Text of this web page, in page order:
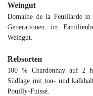
Weingut
Domaine de la Feuillarde
Generationen im
Weingut.
Rebsorten
100 % Chardonnay auf 2
Südlage mit ton- und
Pouilly-Fuissé.